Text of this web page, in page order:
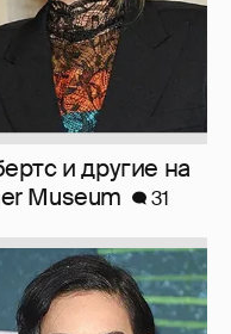
и другие на
Museum
31